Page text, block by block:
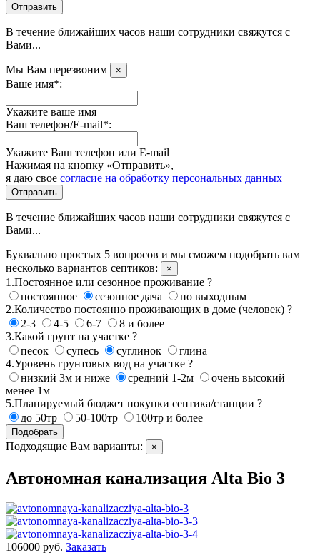
Отправить
В течение ближайших часов наши сотрудники свяжутся с
Вами...
Мы Вам перезвоним ×
Ваше имя*:
Укажите ваше имя
Ваш телефон/E-mail*:
Укажите Ваш телефон или E-mail
Нажимая на кнопку «Отправить»,
я даю свое согласие на обработку персональных данных
Отправить
В течение ближайших часов наши сотрудники свяжутся с
Вами...
Буквально простых 5 вопросов и мы сможем подобрать вам
несколько вариантов септиков:
×
1.Постоянное или сезонное проживание ?
постоянное
сезонное дача
по выходным
2.Количество постоянно проживающих в доме (человек) ?
2-3
4-5 6-7
8 и более
3.Какой грунт на участке ?
песок
супесь суглинок
глина
4.Уровень грунтовых вод на участке ?
низкий 3м и ниже
средний 1-2м
очень высокий
менее 1м
5.Планируемый бюджет покупки септика/станции ?
до 50тр
50-100тр 100тр и более
Подобрать
Подходящие Вам варианты: ×
Автономная канализация Alta Bio 3
106000 руб. Заказать